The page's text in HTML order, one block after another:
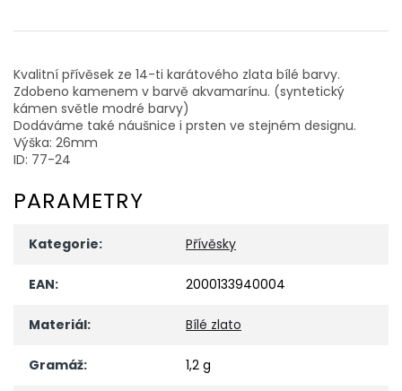
Kvalitní přívěsek ze 14-ti karátového zlata bílé barvy.
Zdobeno kamenem v barvě akvamarínu. (syntetický
kámen světle modré barvy)
Dodáváme také náušnice i prsten ve stejném designu.
Výška: 26mm
ID: 77-24
PARAMETRY
Kategorie: Přívěsky
EAN: 2000133940004
Materiál: Bílé zlato
Gramáž: 1,2 g